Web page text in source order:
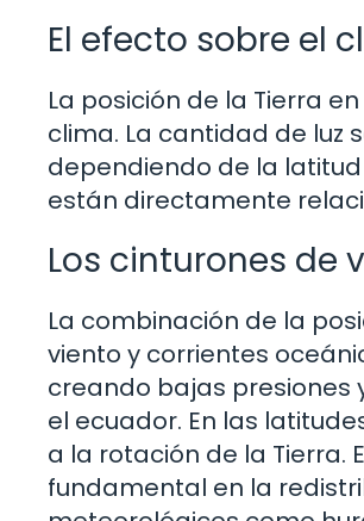
El efecto sobre el
La posición de la Tierra
clima. La cantidad de luz
dependiendo de la
están directamente
Los cinturones de
La combinación de la
viento y corrientes
creando bajas presiones
el ecuador. En las
a la rotación de la Tierra.
fundamental en la